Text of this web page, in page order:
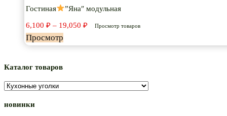
Гостиная ”Яна″ модульная
6,100 ₽ – 19,050 ₽ цен:
–
Просмотр товаров
Просмотр
Каталог товаров
новинки